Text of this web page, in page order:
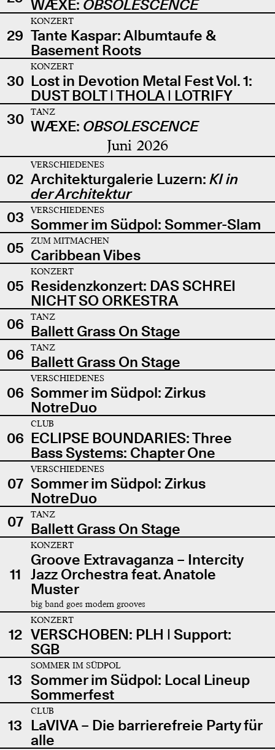
WÆXE: OBSOLESCENCE
29
KONZERT
Tante Kaspar: Albumtaufe &
Basement Roots
30
KONZERT
Lost in Devotion Metal Fest Vol. 1:
DUST BOLT | THOLA | LOTRIFY
30
TANZ
WÆXE: OBSOLESCENCE
Juni 2026
02
VERSCHIEDENES
Architekturgalerie Luzern: KI in
der Architektur
03
VERSCHIEDENES
Sommer im Südpol: Sommer-Slam
05
ZUM MITMACHEN
Caribbean Vibes
05
KONZERT
Residenzkonzert: DAS SCHREI
NICHT SO ORKESTRA
06
TANZ
Ballett Grass On Stage
06
TANZ
Ballett Grass On Stage
06
VERSCHIEDENES
Sommer im Südpol: Zirkus
NotreDuo
06
CLUB
ECLIPSE BOUNDARIES: Three
Bass Systems: Chapter One
07
VERSCHIEDENES
Sommer im Südpol: Zirkus
NotreDuo
07
TANZ
Ballett Grass On Stage
11
KONZERT
Groove Extravaganza – Intercity
Jazz Orchestra feat. Anatole
Muster
big band goes modern grooves
12
KONZERT
VERSCHOBEN: PLH | Support:
SGB
13
SOMMER IM SÜDPOL
Sommer im Südpol: Local Lineup
Sommerfest
13
CLUB
LaVIVA – Die barrierefreie Party für
alle